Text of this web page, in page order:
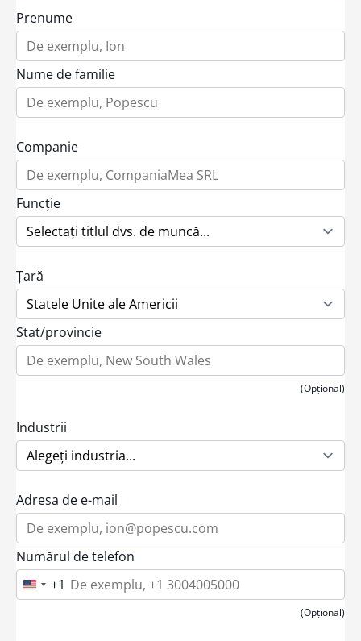
Prenume
Nume de familie
Companie
Funcție
Țară
Stat/provincie
(Opțional)
Industrii
Adresa de e-mail
Numărul de telefon
U
n
+1
(Opțional)